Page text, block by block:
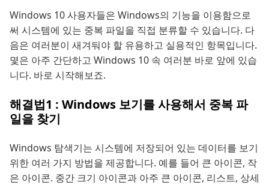
Windows 10 사용자들은 Windows의 기능을 이용함으로
써 시스템에 있는 중복 파일을 직접 분류할 수 있습니다. 다
음은 여러분이 새겨둬야 할 유용하고 실용적인 항목입니다.
몇은 아주 간단하고 Windows 10 속 여러분 바로 앞에 있습
니다. 바로 시작해보죠.
해결법1 : Windows 보기를 사용해서 중복 파
일을 찾기
Windows 탐색기는 시스템에 저장되어 있는 데이터를 보기
위한 여러 가지 방법을 제공합니다. 예를 들어 큰 아이콘, 작
은 아이콘. 중간 크기 아이콘과 아주 큰 아이콘, 리스트, 상세